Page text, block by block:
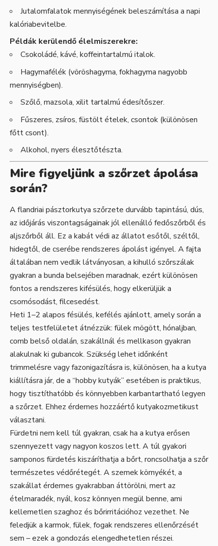
Jutalomfalatok mennyiségének beleszámítása a napi
kalóriabevitelbe.
Példák kerülendő élelmiszerekre:
Csokoládé, kávé, koffeintartalmú italok.
Hagymafélék (vöröshagyma, fokhagyma nagyobb
mennyiségben).
Szőlő, mazsola, xilit tartalmú édesítőszer.
Fűszeres, zsíros, füstölt ételek, csontok (különösen
főtt csont).
Alkohol, nyers élesztőtészta.
Mire figyeljünk a szőrzet ápolása
során?
A flandriai pásztorkutya szőrzete durvább tapintású, dús,
az időjárás viszontagságainak jól ellenálló fedőszőrből és
aljszőrből áll. Ez a kabát védi az állatot esőtől, széltől,
hidegtől, de cserébe rendszeres ápolást igényel. A fajta
általában nem vedlik látványosan, a kihulló szőrszálak
gyakran a bunda belsejében maradnak, ezért különösen
fontos a rendszeres kifésülés, hogy elkerüljük a
csomósodást, filcesedést.
Heti 1–2 alapos fésülés, kefélés ajánlott, amely során a
teljes testfelületet átnézzük: fülek mögött, hónaljban,
comb belső oldalán, szakállnál és mellkason gyakran
alakulnak ki gubancok. Szükség lehet időnként
trimmelésre vagy fazonigazításra is, különösen, ha a kutya
kiállításra jár, de a “hobby kutyák” esetében is praktikus,
hogy tisztíthatóbb és könnyebben karbantartható legyen
a szőrzet. Ehhez érdemes hozzáértő kutyakozmetikust
választani.
Fürdetni nem kell túl gyakran, csak ha a kutya erősen
szennyezett vagy nagyon koszos lett. A túl gyakori
samponos fürdetés kiszáríthatja a bőrt, roncsolhatja a szőr
természetes védőrétegét. A szemek környékét, a
szakállat érdemes gyakrabban áttörölni, mert az
ételmaradék, nyál, kosz könnyen megül benne, ami
kellemetlen szaghoz és bőrirritációhoz vezethet. Ne
feledjük a karmok, fülek, fogak rendszeres ellenőrzését
sem – ezek a gondozás elengedhetetlen részei.